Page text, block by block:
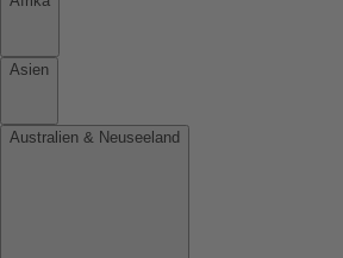
Asien
Australien & Neuseeland